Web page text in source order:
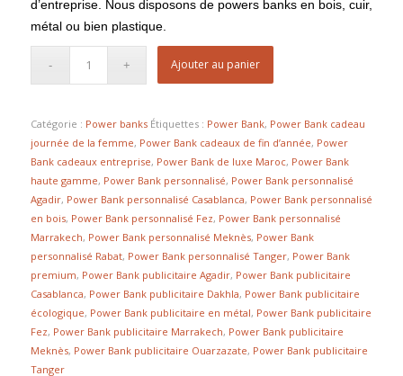
d’entreprise. Nous disposons de powers banks en bois, cuir,
métal ou bien plastique.
Ajouter au panier
Catégorie : Power banks Étiquettes : Power Bank, Power Bank cadeau
journée de la femme, Power Bank cadeaux de fin d’année, Power
Bank cadeaux entreprise, Power Bank de luxe Maroc, Power Bank
haute gamme, Power Bank personnalisé, Power Bank personnalisé
Agadir, Power Bank personnalisé Casablanca, Power Bank personnalisé
en bois, Power Bank personnalisé Fez, Power Bank personnalisé
Marrakech, Power Bank personnalisé Meknès, Power Bank
personnalisé Rabat, Power Bank personnalisé Tanger, Power Bank
premium, Power Bank publicitaire Agadir, Power Bank publicitaire
Casablanca, Power Bank publicitaire Dakhla, Power Bank publicitaire
écologique, Power Bank publicitaire en métal, Power Bank publicitaire
Fez, Power Bank publicitaire Marrakech, Power Bank publicitaire
Meknès, Power Bank publicitaire Ouarzazate, Power Bank publicitaire
Tanger